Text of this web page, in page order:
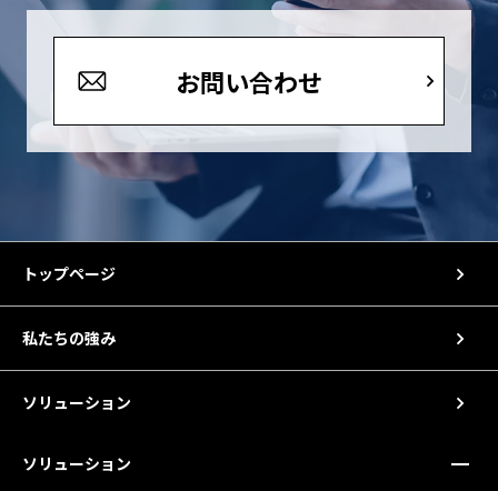
お問い合わせ
トップページ
私たちの強み
ソリューション
ソリューション